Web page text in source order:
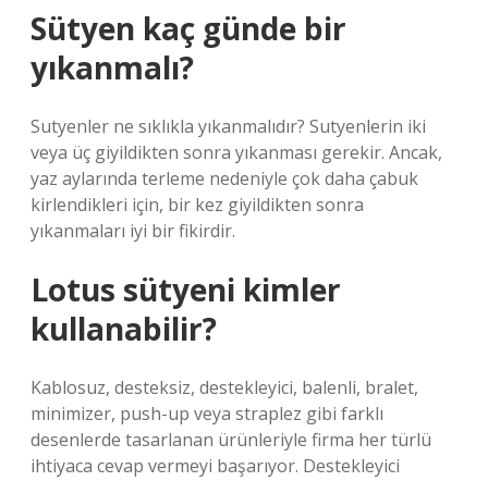
Sütyen kaç günde bir
yıkanmalı?
Sutyenler ne sıklıkla yıkanmalıdır? Sutyenlerin iki
veya üç giyildikten sonra yıkanması gerekir. Ancak,
yaz aylarında terleme nedeniyle çok daha çabuk
kirlendikleri için, bir kez giyildikten sonra
yıkanmaları iyi bir fikirdir.
Lotus sütyeni kimler
kullanabilir?
Kablosuz, desteksiz, destekleyici, balenli, bralet,
minimizer, push-up veya straplez gibi farklı
desenlerde tasarlanan ürünleriyle firma her türlü
ihtiyaca cevap vermeyi başarıyor. Destekleyici